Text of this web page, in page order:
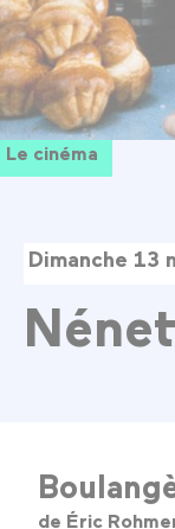
Le cinéma
Dimanche 13
de Éric